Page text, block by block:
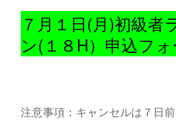
７月１日(月)初級者
ン(１８H）申込フ
注意事項：キャンセルは７日